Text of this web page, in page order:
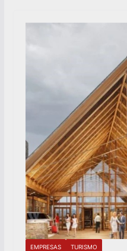
EMPRESAS TURISMO